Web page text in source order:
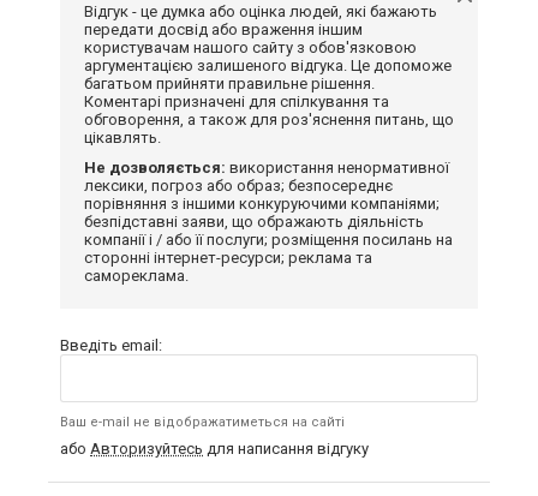
Відгук - це думка або оцінка людей, які бажають
передати досвід або враження іншим
користувачам нашого сайту з обов'язковою
аргументацією залишеного відгука. Це допоможе
багатьом прийняти правильне рішення.
Коментарі призначені для спілкування та
обговорення, а також для роз'яснення питань, що
цікавлять.
Не дозволяється: використання ненормативної
лексики, погроз або образ; безпосереднє
порівняння з іншими конкуруючими компаніями;
безпідставні заяви, що ображають діяльність
компанії і / або її послуги; розміщення посилань на
сторонні інтернет-ресурси; реклама та
самореклама.
Введіть email:
Ваш e-mail не відображатиметься на сайті
або Авторизуйтесь для написання відгуку